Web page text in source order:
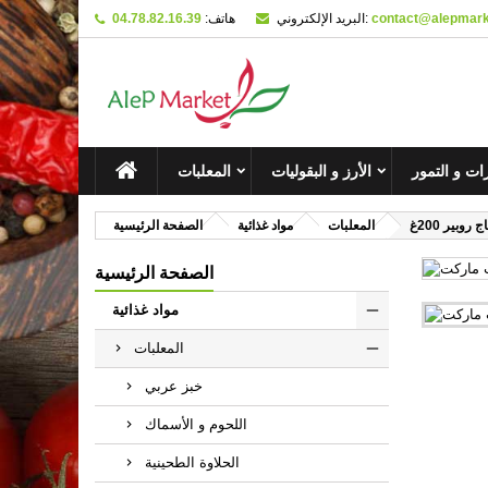
هاتف: 04.78.82.16.39 البريد الإلكتروني:
المعلبات الأرز و البقوليات و التمور
الصفحة الرئيسية مواد غذائية المعلبات 200غ
الصفحة الرئيسية
مواد غذائية
المعلبات
خبز عربي
اللحوم و الأسماك
الحلاوة الطحينية